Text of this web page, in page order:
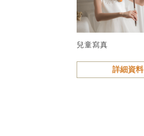
兒童寫真
詳細資料